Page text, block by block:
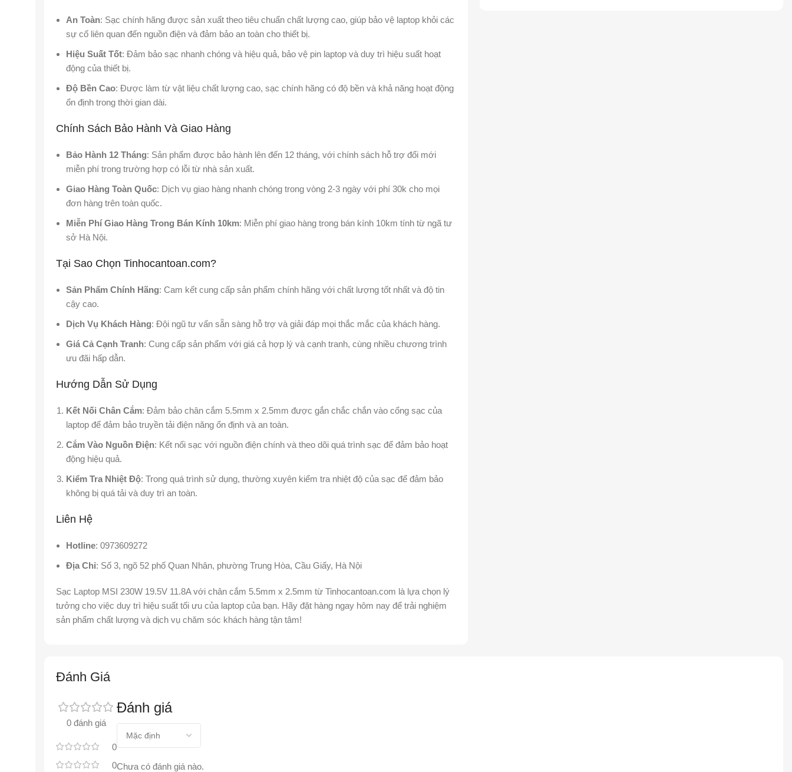
An Toàn: Sạc chính hãng được sản xuất theo tiêu chuẩn chất lượng cao, giúp bảo vệ laptop khỏi các
sự cố liên quan đến nguồn điện và đảm bảo an toàn cho thiết bị.
Hiệu Suất Tốt: Đảm bảo sạc nhanh chóng và hiệu quả, bảo vệ pin laptop và duy trì hiệu suất hoạt
động của thiết bị.
Độ Bền Cao: Được làm từ vật liệu chất lượng cao, sạc chính hãng có độ bền và khả năng hoạt động
ổn định trong thời gian dài.
Chính Sách Bảo Hành Và Giao Hàng
Bảo Hành 12 Tháng: Sản phẩm được bảo hành lên đến 12 tháng, với chính sách hỗ trợ đổi mới
miễn phí trong trường hợp có lỗi từ nhà sản xuất.
Giao Hàng Toàn Quốc: Dịch vụ giao hàng nhanh chóng trong vòng 2-3 ngày với phí 30k cho mọi
đơn hàng trên toàn quốc.
Miễn Phí Giao Hàng Trong Bán Kính 10km: Miễn phí giao hàng trong bán kính 10km tính từ ngã tư
sở Hà Nội.
Tại Sao Chọn Tinhocantoan.com?
Sản Phẩm Chính Hãng: Cam kết cung cấp sản phẩm chính hãng với chất lượng tốt nhất và độ tin
cậy cao.
Dịch Vụ Khách Hàng: Đội ngũ tư vấn sẵn sàng hỗ trợ và giải đáp mọi thắc mắc của khách hàng.
Giá Cả Cạnh Tranh: Cung cấp sản phẩm với giá cả hợp lý và cạnh tranh, cùng nhiều chương trình
ưu đãi hấp dẫn.
Hướng Dẫn Sử Dụng
Kết Nối Chân Cắm: Đảm bảo chân cắm 5.5mm x 2.5mm được gắn chắc chắn vào cổng sạc của
laptop để đảm bảo truyền tải điện năng ổn định và an toàn.
Cắm Vào Nguồn Điện: Kết nối sạc với nguồn điện chính và theo dõi quá trình sạc để đảm bảo hoạt
động hiệu quả.
Kiểm Tra Nhiệt Độ: Trong quá trình sử dụng, thường xuyên kiểm tra nhiệt độ của sạc để đảm bảo
không bị quá tải và duy trì an toàn.
Liên Hệ
Hotline: 0973609272
Địa Chỉ: Số 3, ngõ 52 phố Quan Nhân, phường Trung Hòa, Cầu Giấy, Hà Nội
Sạc Laptop MSI 230W 19.5V 11.8A với chân cắm 5.5mm x 2.5mm từ Tinhocantoan.com là lựa chọn lý
tưởng cho việc duy trì hiệu suất tối ưu của laptop của bạn. Hãy đặt hàng ngay hôm nay để trải nghiệm
sản phẩm chất lượng và dịch vụ chăm sóc khách hàng tận tâm!
Đánh Giá
0 đánh giá
0
0
Đánh giá
Chưa có đánh giá nào.